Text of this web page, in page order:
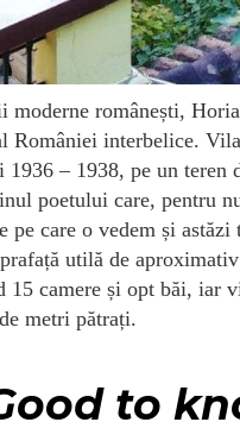
moderne românești,
României interbelice.
– 1938, pe un teren
poetului care, pentru
care o vedem și
utilă de
camere și opt băi, iar
metri pătrați.
to